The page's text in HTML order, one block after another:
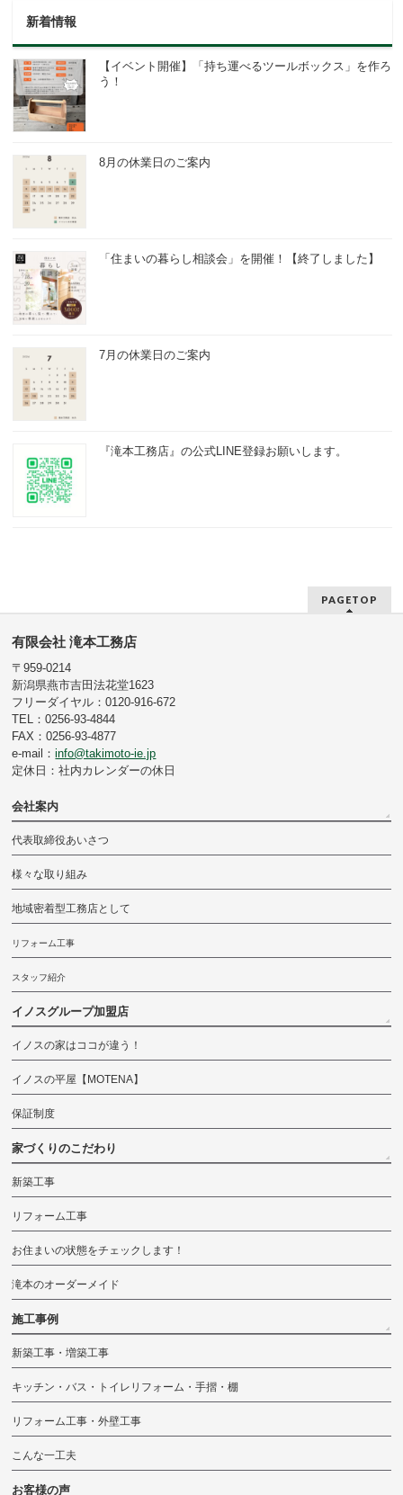
新着情報
【イベント開催】「持ち運べるツールボックス」を作ろ
う！
8月の休業日のご案内
「住まいの暮らし相談会」を開催！【終了しました】
7月の休業日のご案内
『滝本工務店』の公式LINE登録お願いします。
PAGETOP
有限会社 滝本工務店
〒959-0214
新潟県燕市吉田法花堂1623
フリーダイヤル：0120-916-672
TEL：0256-93-4844
FAX：0256-93-4877
e-mail：info@takimoto-ie.jp
定休日：社内カレンダーの休日
会社案内
代表取締役あいさつ
様々な取り組み
地域密着型工務店として
リフォーム工事
スタッフ紹介
イノスグループ加盟店
イノスの家はココが違う！
イノスの平屋【MOTENA】
保証制度
家づくりのこだわり
新築工事
リフォーム工事
お住まいの状態をチェックします！
滝本のオーダーメイド
施工事例
新築工事・増築工事
キッチン・バス・トイレリフォーム・手摺・棚
リフォーム工事・外壁工事
こんな一工夫
お客様の声